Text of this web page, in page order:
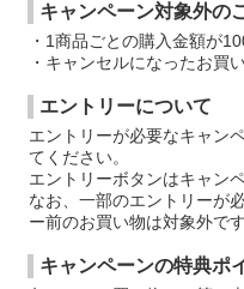
キャンペーン対象外の
・1商品ごとの購入金額が
・キャンセルになったお買
エントリーについて
エントリーが必要なキャン
てください。
エントリーボタンはキャン
なお、一部のエントリーが
ー前のお買い物は対象外で
キャンペーンの特典ポ